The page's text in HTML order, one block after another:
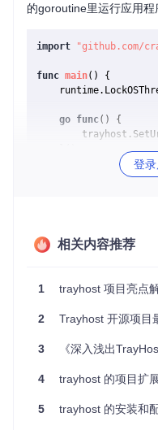
的goroutine里运行应用程
import "github.com/
func main()
{
go func()
{
L。
文件管理器：可以提供
借助浏览器。
服务器监控工具：实时
音乐播放器：展示当前
通信软件：为用户提供
登
相关内容推荐
1 trayhost 项目亮点
2 Trayhost 开源项目
3 《深入浅出
4 trayhost 的项目扩
5 trayhost 的安装和